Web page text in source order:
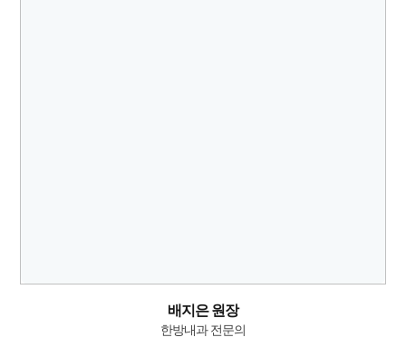
배지은 원장
한방내과 전문의